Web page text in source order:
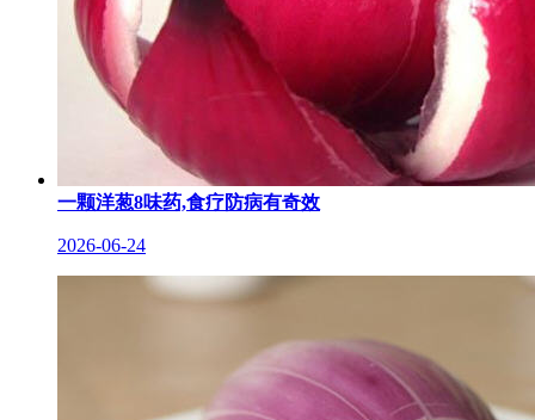
一颗洋葱8味药,食疗防病有奇效
2026-06-24